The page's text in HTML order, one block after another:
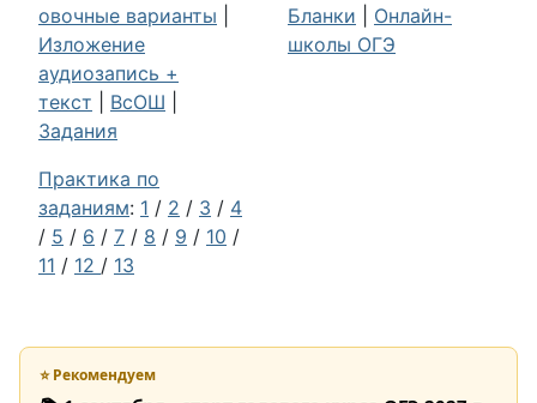
овочные варианты
Изложение
аудиозапись +
текст
ВсОШ
Задания
Практика по
заданиям: 1 / 2 / 3 / 4
/ 5 / 6 / 7 / 8 / 9 / 10 /
11 / 12 / 13
Бланки
Онлайн-
школы ОГЭ
⭐ Рекомендуем